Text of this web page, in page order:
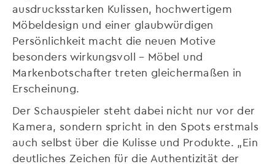
ausdrucksstarken Kulissen, hochwertigem
Möbeldesign und einer glaubwürdigen
Persönlichkeit macht die neuen Motive
besonders wirkungsvoll – Möbel und
Markenbotschafter treten gleichermaßen in
Erscheinung.
Der Schauspieler steht dabei nicht nur vor der
Kamera, sondern spricht in den Spots erstmals
auch selbst über die Kulisse und Produkte. „Ein
deutliches Zeichen für die Authentizität der